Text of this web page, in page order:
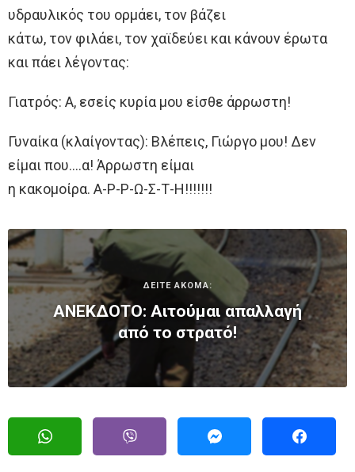
υδραυλικός του ορμάει, τον βάζει
κάτω, τον φιλάει, τον χαϊδεύει και κάνουν έρωτα
και πάει λέγοντας:
Γιατρός: Α, εσείς κυρία μου είσθε άρρωστη!
Γυναίκα (κλαίγοντας): Βλέπεις, Γιώργο μου! Δεν
είμαι που….α! Άρρωστη είμαι
η κακομοίρα. Α-Ρ-Ρ-Ω-Σ-Τ-Η!!!!!!!
ΔΕΙΤΕ ΑΚΟΜΑ:
ΑΝΕΚΔΟΤΟ: Αιτούμαι απαλλαγή
από το στρατό!